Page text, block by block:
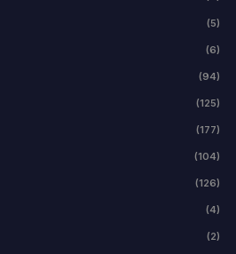
(5)
(6)
(94)
(125)
(177)
(104)
(126)
(4)
(2)